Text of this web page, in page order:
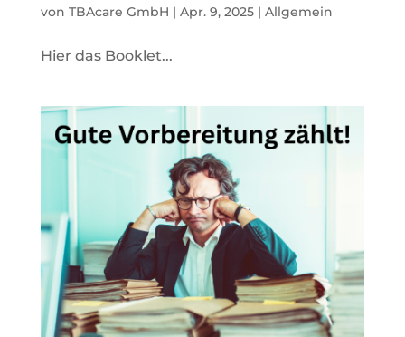
von TBAcare GmbH | Apr. 9, 2025| Allgemein
Hier das Booklet...